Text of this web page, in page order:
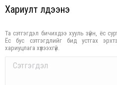
Хариулт үлдээнэ үү
Та сэтгэгдэл бичихдээ хууль зүйн, ёс
Ёс бус сэтгэгдлийг бид устгах
хариуцлага хүлээхгүй.
Comment